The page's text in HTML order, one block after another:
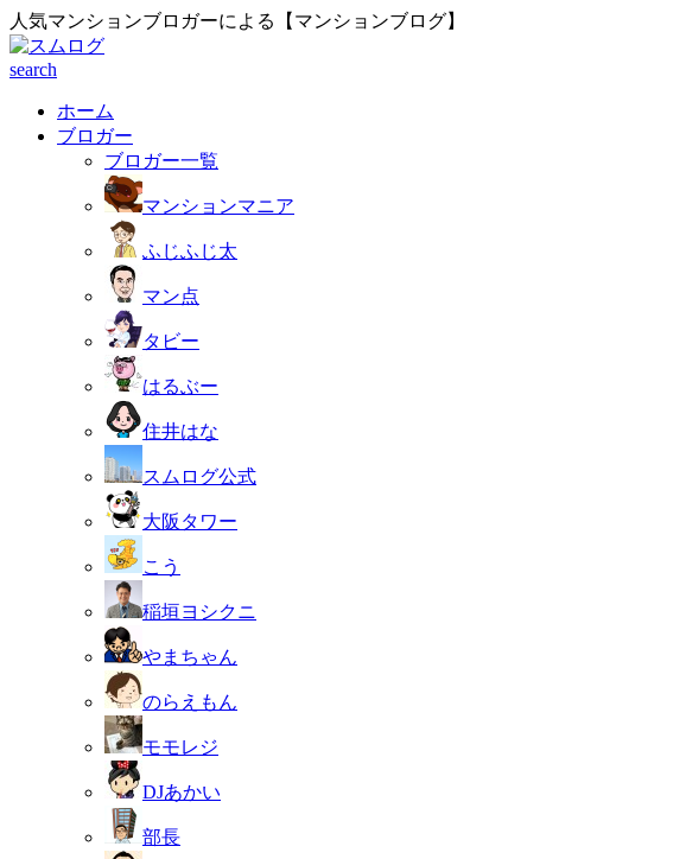
人気マンションブロガーによる【マンションブログ】
search
ホーム
ブロガー
ブロガー一覧
マンションマニア
ふじふじ太
マン点
タビー
はるぶー
住井はな
スムログ公式
大阪タワー
こう
稲垣ヨシクニ
やまちゃん
のらえもん
モモレジ
DJあかい
部長